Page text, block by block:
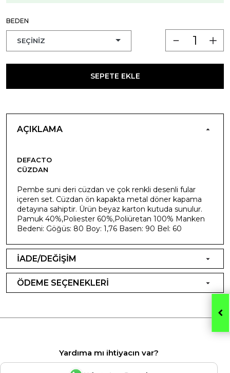
BEDEN
SEPETE EKLE
AÇIKLAMA
DEFACTO
CÜZDAN
Pembe suni deri cüzdan ve çok renkli desenli fular
içeren set. Cüzdan ön kapakta metal döner kapama
detayına sahiptir. Ürün beyaz karton kutuda sunulur.
Pamuk 40%,Poliester 60%,Poliüretan 100% Manken
Bedeni: Göğüs: 80 Boy: 1,76 Basen: 90 Bel: 60
İADE/DEĞİŞİM
ÖDEME SEÇENEKLERİ
Yardıma mı ihtiyacın var?